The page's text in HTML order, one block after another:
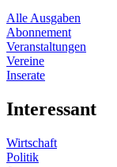
Alle Ausgaben
Abonnement
Veranstaltungen
Vereine
Inserate
Interessant
Wirtschaft
Politik